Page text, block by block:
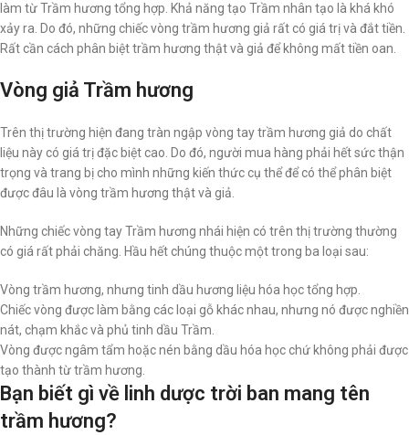
làm từ Trầm hương tổng hợp. Khả năng tạo Trầm nhân tạo là khá khó
xảy ra. Do đó, những chiếc vòng trầm hương giả rất có giá trị và đắt tiền.
Rất cần cách phân biệt trầm hương thật và giả để không mất tiền oan.
Vòng giả Trầm hương
Trên thị trường hiện đang tràn ngập vòng tay trầm hương giả do chất
liệu này có giá trị đặc biệt cao. Do đó, người mua hàng phải hết sức thận
trọng và trang bị cho mình những kiến thức cụ thể để có thể phân biệt
được đâu là vòng trầm hương thật và giả.
Những chiếc vòng tay Trầm hương nhái hiện có trên thị trường thường
có giá rất phải chăng. Hầu hết chúng thuộc một trong ba loại sau:
Vòng trầm hương, nhưng tinh dầu hương liệu hóa học tổng hợp.
Chiếc vòng được làm bằng các loại gỗ khác nhau, nhưng nó được nghiền
nát, chạm khắc và phủ tinh dầu Trầm.
Vòng được ngâm tẩm hoặc nén bằng dầu hóa học chứ không phải được
tạo thành từ trầm hương.
Bạn biết gì về linh dược trời ban mang tên
trầm hương?